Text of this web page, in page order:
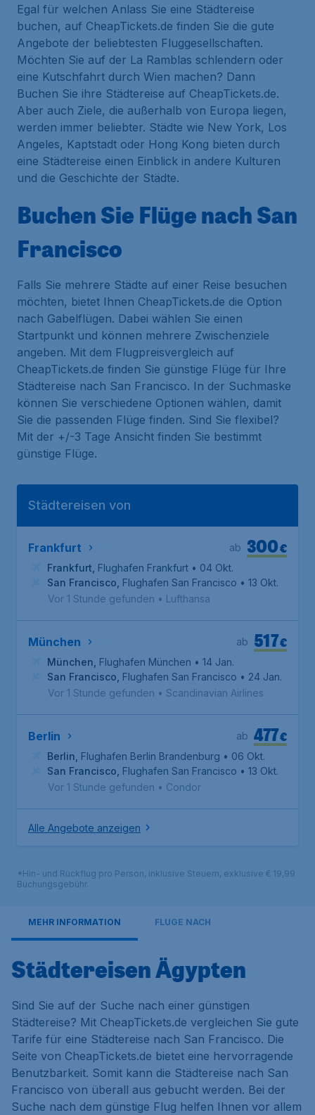
Egal für welchen Anlass Sie eine Städtereise
buchen, auf CheapTickets.de finden Sie die gute
Angebote der beliebtesten Fluggesellschaften.
Möchten Sie auf der La Ramblas schlendern oder
eine Kutschfahrt durch Wien machen? Dann
Buchen Sie ihre Städtereise auf CheapTickets.de.
Aber auch Ziele, die außerhalb von Europa liegen,
werden immer beliebter. Städte wie New York, Los
Angeles, Kaptstadt oder Hong Kong bieten durch
eine Städtereise einen Einblick in andere Kulturen
und die Geschichte der Städte.
Buchen Sie Flüge nach San
Francisco
Falls Sie mehrere Städte auf einer Reise besuchen
möchten, bietet Ihnen CheapTickets.de die Option
nach Gabelflügen. Dabei wählen Sie einen
Startpunkt und können mehrere Zwischenziele
angeben. Mit dem Flugpreisvergleich auf
CheapTickets.de finden Sie günstige Flüge für Ihre
Städtereise nach San Francisco. In der Suchmaske
können Sie verschiedene Optionen wählen, damit
Sie die passenden Flüge finden. Sind Sie flexibel?
Mit der +/-3 Tage Ansicht finden Sie bestimmt
günstige Flüge.
Städtereisen von
Frankfurt €
300
ab
Frankfurt Flughafen Frankfurt • 04 Okt.
San Francisco Flughafen San Francisco • 13 Okt.
Vor 1 Stunde gefunden • Lufthansa
München €
517
ab
München Flughafen München • 14 Jan.
San Francisco Flughafen San Francisco • 24 Jan.
Vor 1 Stunde gefunden • Scandinavian Airlines
Berlin €
477
ab
Berlin Flughafen Berlin Brandenburg • 06 Okt.
San Francisco Flughafen San Francisco • 13 Okt.
Vor 1 Stunde gefunden • Condor
Alle Angebote anzeigen
*Hin- und Rückflug pro Person, inklusive Steuern, exklusive € 19,99
Buchungsgebühr.
MEHR INFORMATION FLÜGE NACH
Städtereisen Ägypten
Sind Sie auf der Suche nach einer günstigen
Städtereise? Mit CheapTickets.de vergleichen Sie gute
Tarife für eine Städtereise nach San Francisco. Die
Seite von CheapTickets.de bietet eine hervorragende
Benutzbarkeit. Somit kann die Städtereise nach San
Francisco von überall aus gebucht werden. Bei der
Suche nach dem günstige Flug helfen Ihnen vor allem